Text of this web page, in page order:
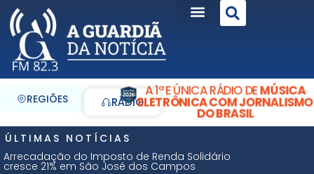
REGIÕES RÁDIO
A 1ª E ÚNICA RÁDIO DEMÚSICA
ELETRÔNICA COM JORNALISMO
DO BRASIL
ÚLTIMAS NOTÍCIAS
Arrecadação do Imposto de Renda Solidário
cresce 21% em São José dos Campos